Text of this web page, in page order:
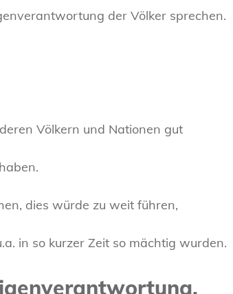
der Völker sprechen.
Völkern und Nationen gut
dies würde zu weit führen,
in so kurzer Zeit so mächtig wurden.